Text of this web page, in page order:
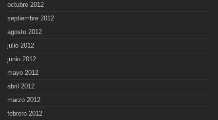
octubre 2012
septiembre 2012
agosto 2012
julio 2012
junio 2012
mayo 2012
abril 2012
marzo 2012
febrero 2012